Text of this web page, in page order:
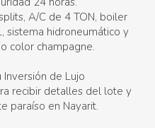
A/C de 4 TON, boiler
sistema hidroneumático y
color champagne.
Inversión de Lujo
recibir detalles del lote y
paraíso en Nayarit.